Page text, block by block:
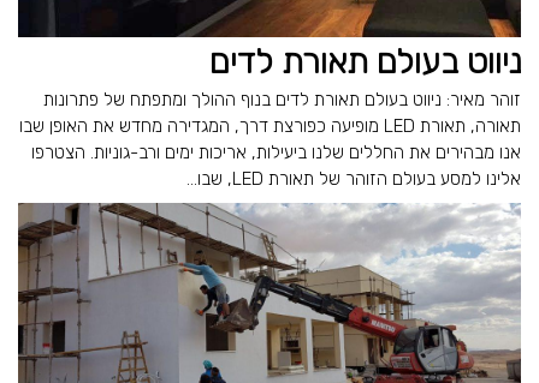
ניווט בעולם תאורת לדים
זוהר מאיר: ניווט בעולם תאורת לדים בנוף ההולך ומתפתח של פתרונות
תאורה, תאורת LED מופיעה כפורצת דרך, המגדירה מחדש את האופן שבו
אנו מבהירים את החללים שלנו ביעילות, אריכות ימים ורב-גוניות. הצטרפו
אלינו למסע בעולם הזוהר של תאורת LED, שבו...